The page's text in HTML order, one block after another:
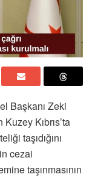
Başkanı Zeki
Kıbrıs’ta
taşıdığını
cezai
taşınmasının